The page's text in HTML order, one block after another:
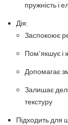
пружність і
Дія:
Заспокоює
Помʼякшує і
Допомагає
Залишає
текстуру
Підходить для